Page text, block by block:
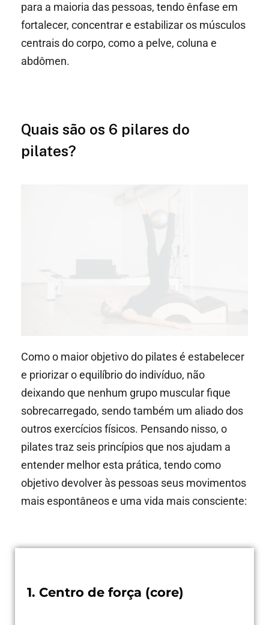
para a maioria das pessoas, tendo ênfase em
fortalecer, concentrar e estabilizar os músculos
centrais do corpo, como a pelve, coluna e
abdômen.
Quais são os 6 pilares do
pilates?
Como o maior objetivo do pilates é estabelecer
e priorizar o equilíbrio do indivíduo, não
deixando que nenhum grupo muscular fique
sobrecarregado, sendo também um aliado dos
outros exercícios físicos. Pensando nisso, o
pilates traz seis princípios que nos ajudam a
entender melhor esta prática, tendo como
objetivo devolver às pessoas seus movimentos
mais espontâneos e uma vida mais consciente:
1. Centro de força (core)